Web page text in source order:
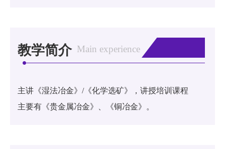
教学简介 Main experience
主讲《湿法冶金》/《化学选矿》，讲授培训课程
主要有《贵金属冶金》、《铜冶金》。